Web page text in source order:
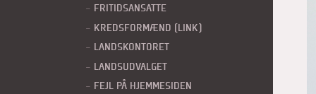
FRITIDSANSATTE
KREDSFORMÆND (LINK)
LANDSKONTORET
LANDSUDVALGET
FEJL PÅ HJEMMESIDEN